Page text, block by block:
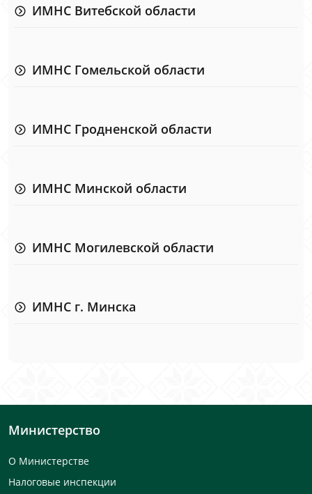
ИМНС Витебской области
ИМНС Гомельской области
ИМНС Гродненской области
ИМНС Минской области
ИМНС Могилевской области
ИМНС г. Минска
Министерство
О Министерстве
Налоговые инспекции